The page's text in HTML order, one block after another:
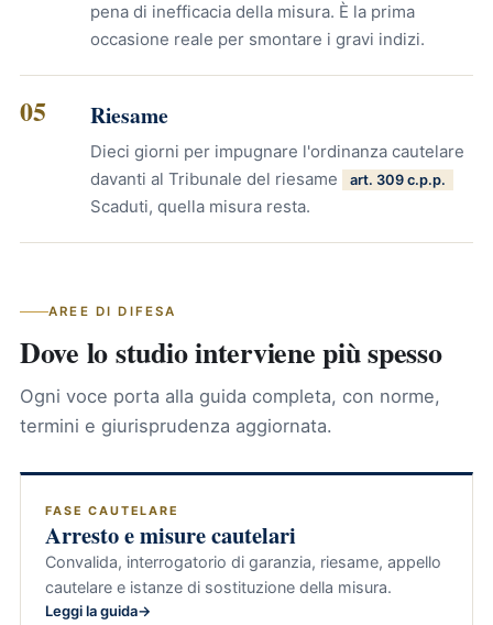
pena di inefficacia della misura. È la prima
occasione reale per smontare i gravi indizi.
05 Riesame
Dieci giorni per impugnare l'ordinanza cautelare
davanti al Tribunale del riesame
art. 309 c.p.p.
Scaduti, quella misura resta.
AREE DI DIFESA
Dove lo studio interviene più spesso
Ogni voce porta alla guida completa, con norme,
termini e giurisprudenza aggiornata.
FASE CAUTELARE
Arresto e misure cautelari
Convalida, interrogatorio di garanzia, riesame, appello
cautelare e istanze di sostituzione della misura.
Leggi la guida